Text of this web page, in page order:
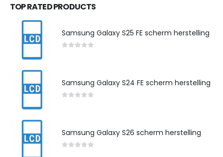
TOP RATED PRODUCTS
Samsung Galaxy S25 FE scherm herstelling
Samsung Galaxy S24 FE scherm herstelling
Samsung Galaxy S26 scherm herstelling